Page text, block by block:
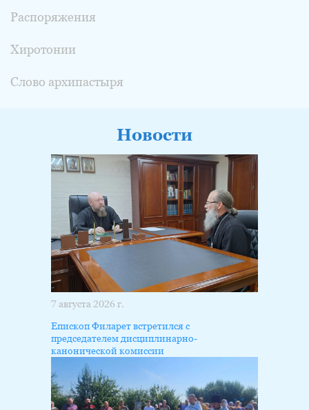
Распоряжения
Хиротонии
Слово архипастыря
Новости
7 августа 2026 г.
Епископ Филарет встретился с
председателем дисциплинарно-
канонической комиссии